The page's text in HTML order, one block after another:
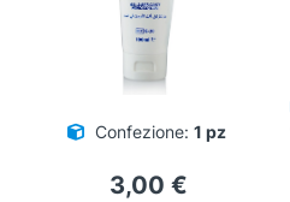
Confezione: 1 pz
3,00€